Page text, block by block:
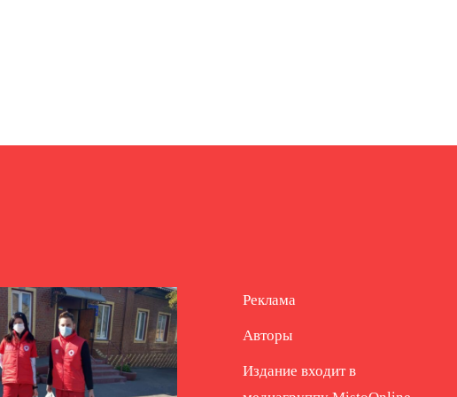
Реклама
Авторы
Издание входит в